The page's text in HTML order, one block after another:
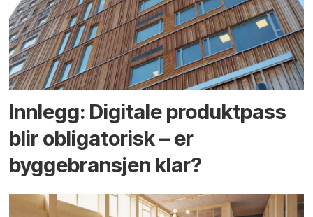
Innlegg: Digitale produktpass
blir obligatorisk – er
byggebransjen klar?